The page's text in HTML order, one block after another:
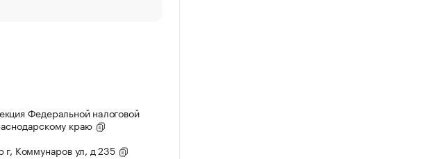
Федеральной налоговой
краю
Коммунаров ул, д 235